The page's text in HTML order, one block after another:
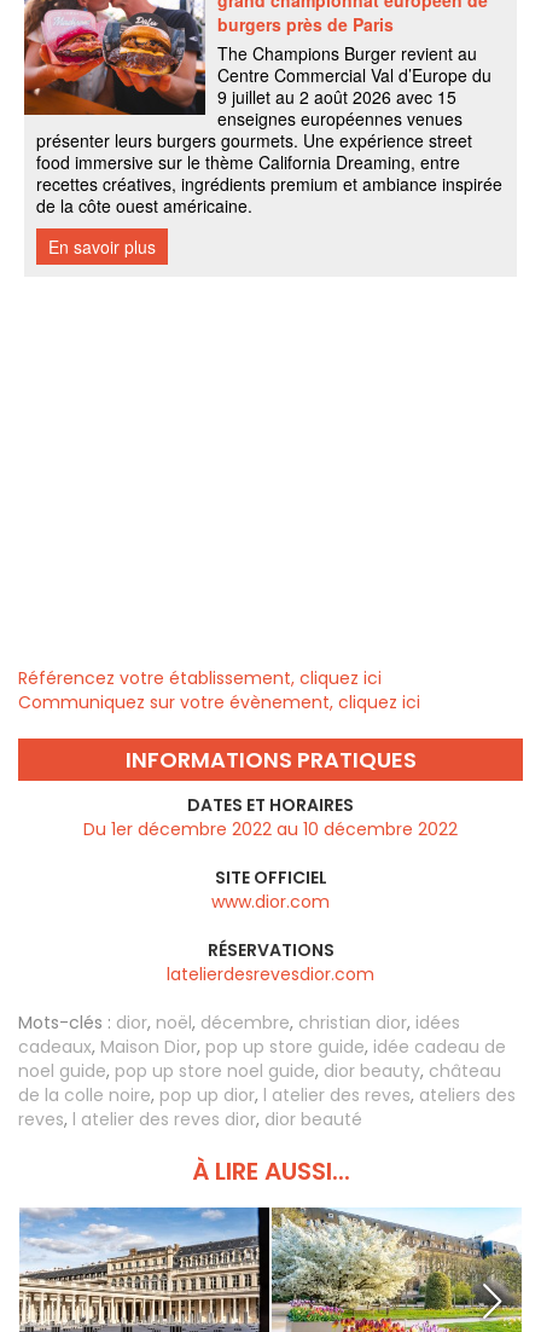
Référencez votre établissement, cliquez ici
Communiquez sur votre évènement, cliquez ici
INFORMATIONS PRATIQUES
DATES ET HORAIRES
Du 1er décembre 2022 au 10 décembre 2022
SITE OFFICIEL
www.dior.com
RÉSERVATIONS
latelierdesrevesdior.com
Mots-clés : dior, noël, décembre, christian dior, idées
cadeaux, Maison Dior, pop up store guide, idée cadeau de
noel guide, pop up store noel guide, dior beauty, château
de la colle noire, pop up dior, l atelier des reves, ateliers des
reves, l atelier des reves dior, dior beauté
À LIRE AUSSI...